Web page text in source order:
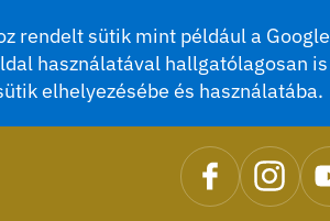
rendelt sütik mint például a Google
használatával hallgatólagosan is
elhelyezésébe és használatába.